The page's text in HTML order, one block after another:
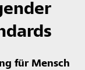
für Mensch